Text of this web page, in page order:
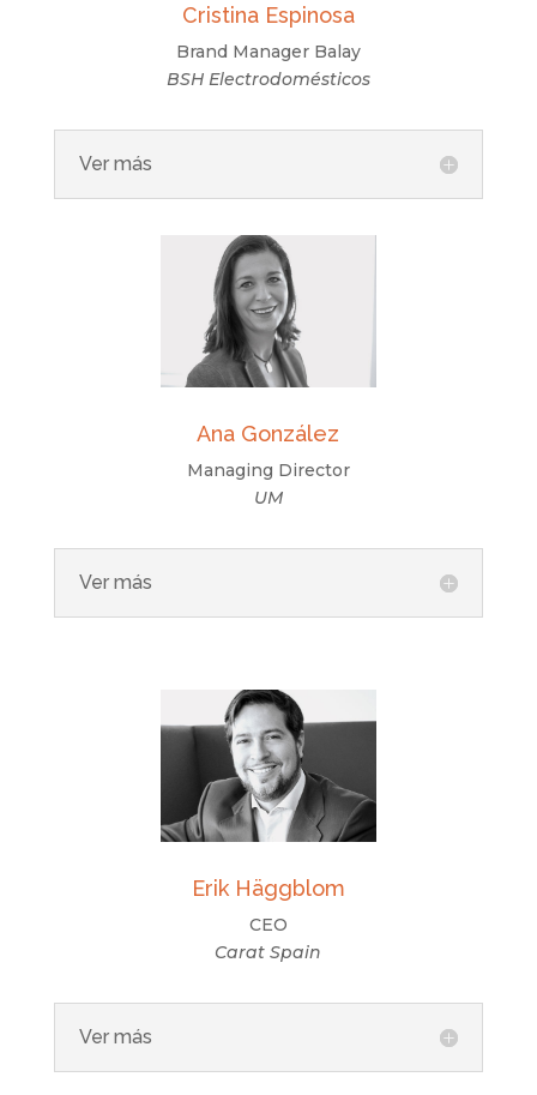
Cristina Espinosa
Brand Manager Balay
BSH Electrodomésticos
Ver más
Ana González
Managing Director
UM
Ver más
Erik Häggblom
CEO
Carat Spain
Ver más